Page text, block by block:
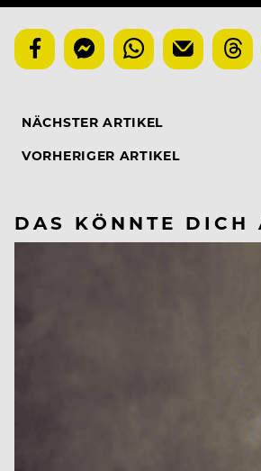
NÄCHSTER ARTIKEL
VORHERIGER ARTIKEL
DAS KÖNNTE DICH